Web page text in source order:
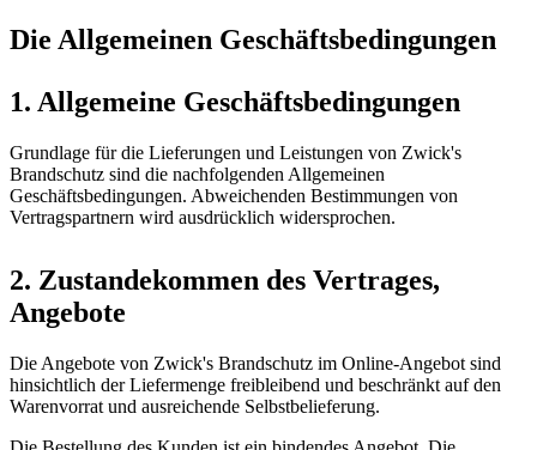
Die Allgemeinen Geschäftsbedingungen
1. Allgemeine Geschäftsbedingungen
Grundlage für die Lieferungen und Leistungen von Zwick's
Brandschutz sind die nachfolgenden Allgemeinen
Geschäftsbedingungen. Abweichenden Bestimmungen von
Vertragspartnern wird ausdrücklich widersprochen.
2. Zustandekommen des Vertrages,
Angebote
Die Angebote von Zwick's Brandschutz im Online-Angebot sind
hinsichtlich der Liefermenge freibleibend und beschränkt auf den
Warenvorrat und ausreichende Selbstbelieferung.